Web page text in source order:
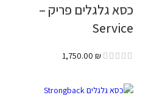
כסא גלגלים פריק –
Service
1,750.00 ₪